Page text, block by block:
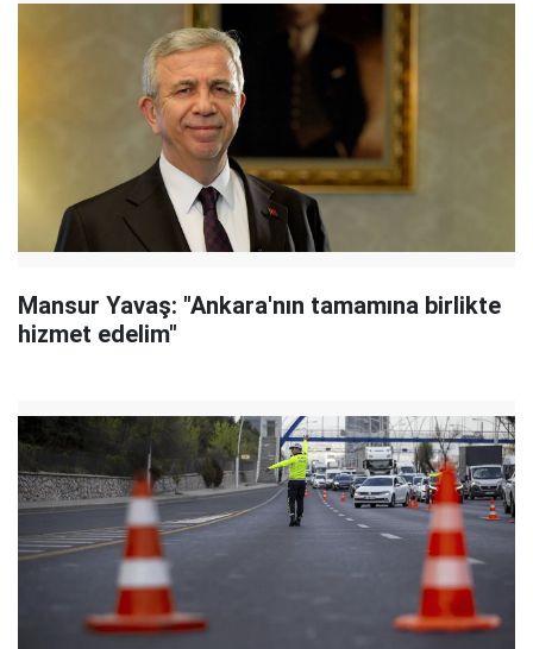
Mansur Yavaş: "Ankara'nın tamamına birlikte
hizmet edelim"